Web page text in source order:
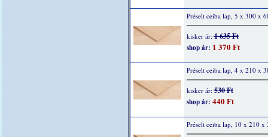
Préselt ceiba lap, 5 x 300 x
kisker ár:1 635 Ft
shop ár: 1 370 Ft
Préselt ceiba lap, 4 x 210 x
kisker ár:530 Ft
shop ár: 440 Ft
Préselt ceiba lap, 10 x 210 x